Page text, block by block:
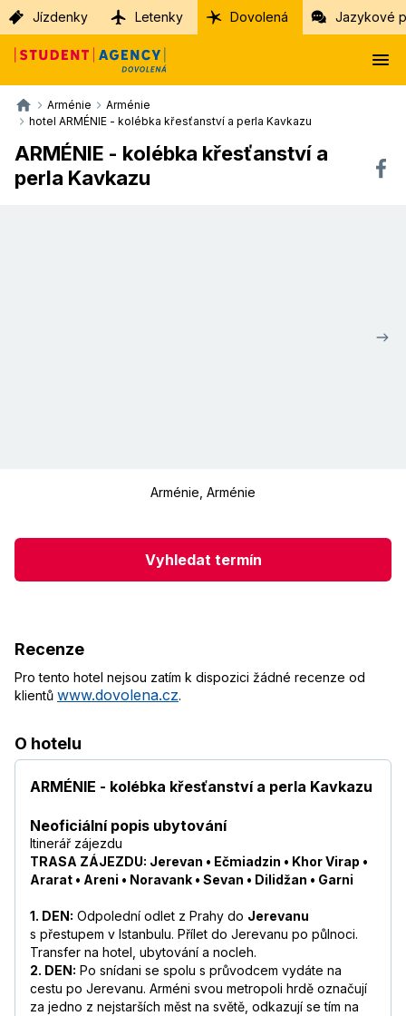
Jízdenky Letenky Dovolená Jazykové
Arménie
Arménie
hotel ARMÉNIE - kolébka křesťanství a perla Kavkazu
ARMÉNIE - kolébka křesťanství a
perla Kavkazu
Arménie Arménie
Vyhledat termín
Recenze
Pro tento hotel nejsou zatím k dispozici žádné recenze od
klientů www.dovolena.cz.
O hotelu
ARMÉNIE - kolébka křesťanství a perla Kavkazu
Neoficiální popis ubytování
Itinerář zájezdu
TRASA ZÁJEZDU: Jerevan • Ečmiadzin • Khor Virap •
Ararat • Areni • Noravank • Sevan • Dilidžan • Garni
1. DEN: Odpolední odlet z Prahy do Jerevanu
s přestupem v Istanbulu. Přílet do Jerevanu po půlnoci.
Transfer na hotel, ubytování a nocleh.
2. DEN: Po snídani se spolu s průvodcem vydáte na
cestu po Jerevanu. Arméni svou metropoli hrdě označují
za jedno z nejstarších měst na světě, odkazují se tím na